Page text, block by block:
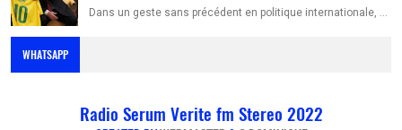
Dans un geste sans précédent en politique internationale, …
WHATSAPP
Radio Serum Verite fm Stereo 2022